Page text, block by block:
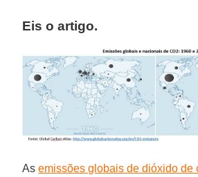
Eis o artigo.
Asemissões globais de dióxido de